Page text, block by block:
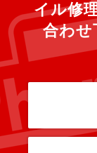
イル修
合わせ